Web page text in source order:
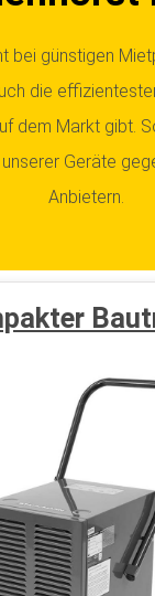
bei günstigen
die
dem Markt gibt.
Geräte
Anbietern.